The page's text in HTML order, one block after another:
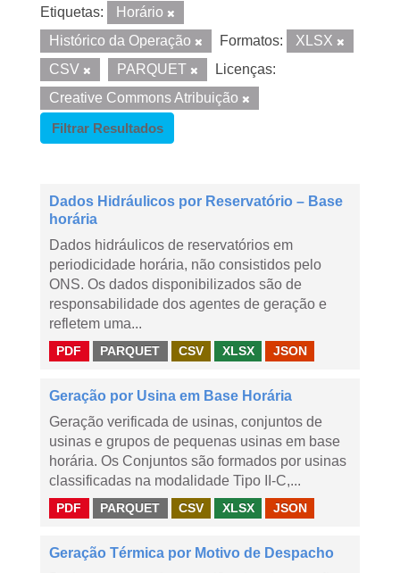
Etiquetas:
Horário
Histórico da Operação
Formatos:
XLSX
CSV
PARQUET
Licenças:
Creative Commons Atribuição
Filtrar Resultados
Dados Hidráulicos por Reservatório – Base
horária
Dados hidráulicos de reservatórios em
periodicidade horária, não consistidos pelo
ONS. Os dados disponibilizados são de
responsabilidade dos agentes de geração e
refletem uma...
PDF PARQUET CSV XLSX JSON
Geração por Usina em Base Horária
Geração verificada de usinas, conjuntos de
usinas e grupos de pequenas usinas em base
horária. Os Conjuntos são formados por usinas
classificadas na modalidade Tipo II-C,...
PDF PARQUET CSV XLSX JSON
Geração Térmica por Motivo de Despacho